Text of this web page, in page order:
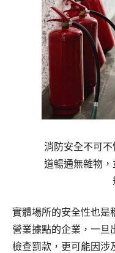
消防安全不可
道暢通無雜物
實體場所的安全性也是
營業據點的企業，一旦
檢查罰款，更可能因涉